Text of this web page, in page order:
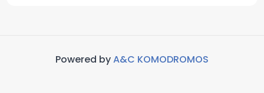
Powered byA&C KOMODROMOS